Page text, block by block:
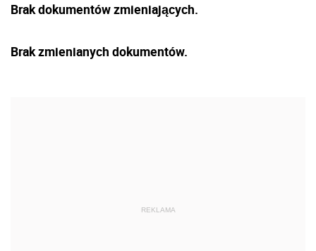
Brak dokumentów zmieniających.
Brak zmienianych dokumentów.